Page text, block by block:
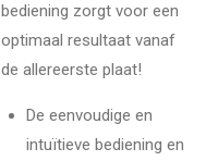
bediening zorgt voor een
optimaal resultaat vanaf
de allereerste plaat!
De eenvoudige en
intuïtieve bediening en